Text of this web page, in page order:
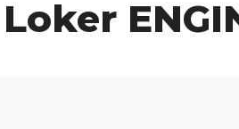
Loker